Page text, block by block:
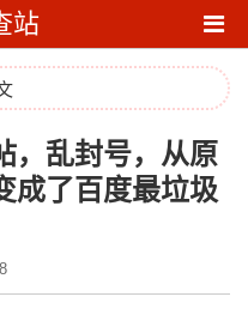
站
，乱封号，从原
成了百度最垃圾